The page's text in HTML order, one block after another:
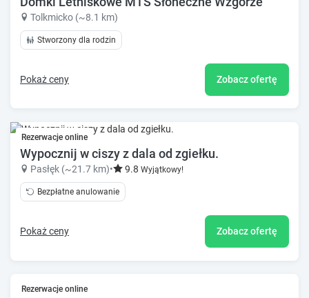
Tolkmicko (~8.1 km)
Stworzony dla rodzin
Pokaż ceny Zobacz ofertę
Rezerwacje online
Wypocznij w ciszy z dala od zgiełku.
Pasłęk (~21.7 km)• 9.8 Wyjątkowy!
Bezpłatne anulowanie
Pokaż ceny Zobacz ofertę
Rezerwacje online